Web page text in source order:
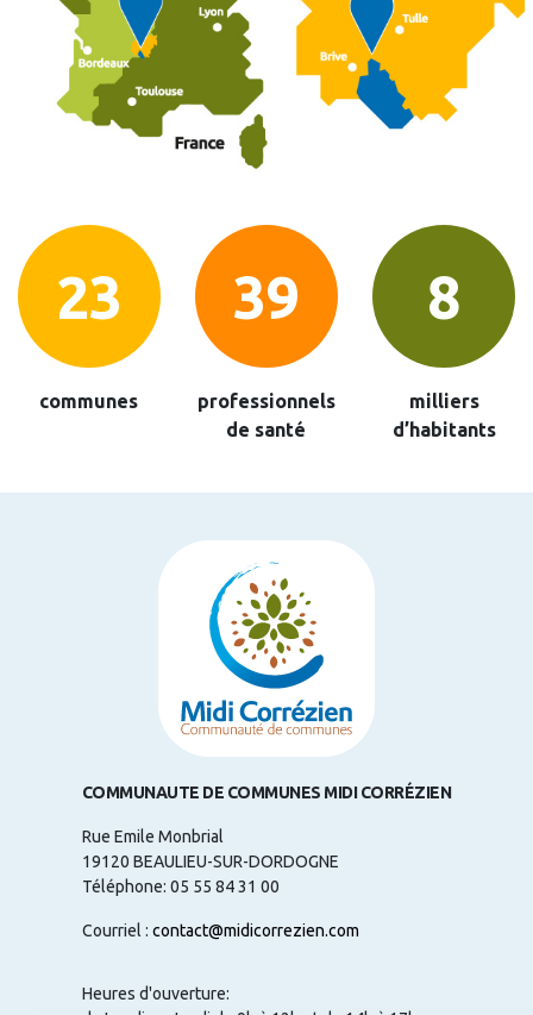
26
communes
45
professionnels
de santé
10
milliers
d’habitants
COMMUNAUTE DE COMMUNES MIDI CORRÉZIEN
Rue Emile Monbrial
19120 BEAULIEU-SUR-DORDOGNE
Téléphone: 05 55 84 31 00
Courriel : contact@midicorrezien.com
Heures d'ouverture: